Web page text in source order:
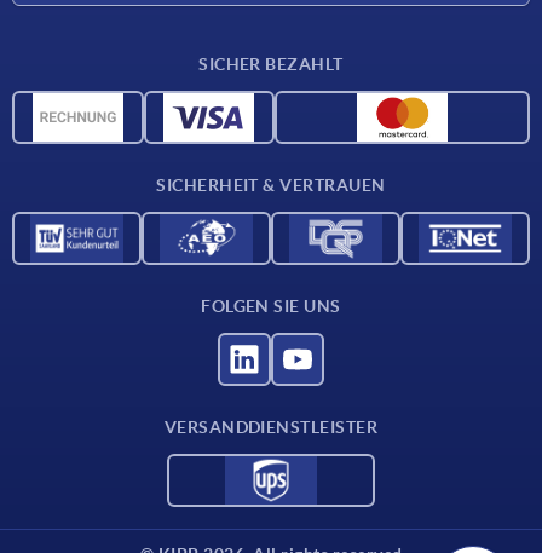
CAD-Daten
SICHER BEZAHLT
SICHERHEIT & VERTRAUEN
FOLGEN SIE UNS
VERSANDDIENSTLEISTER